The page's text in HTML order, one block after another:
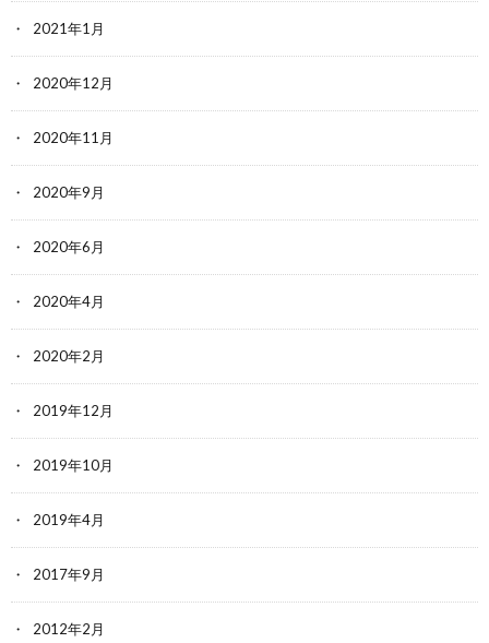
2021年1月
2020年12月
2020年11月
2020年9月
2020年6月
2020年4月
2020年2月
2019年12月
2019年10月
2019年4月
2017年9月
2012年2月